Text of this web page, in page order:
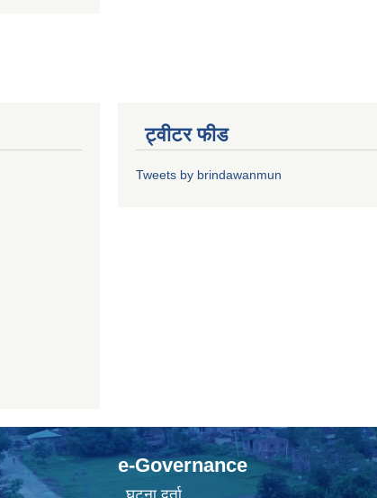
ट्वीटर फीड
Tweets by brindawanmun
e-Governance